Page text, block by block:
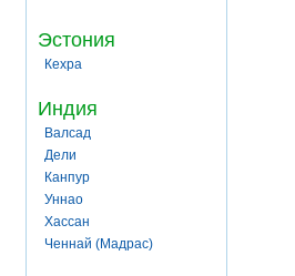
Эстония
Кехра
Индия
Валсад
Дели
Канпур
Уннао
Хассан
Ченнай (Мадрас)